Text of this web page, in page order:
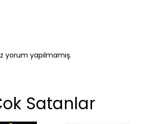
yorum yapılmamış.
Satanlar